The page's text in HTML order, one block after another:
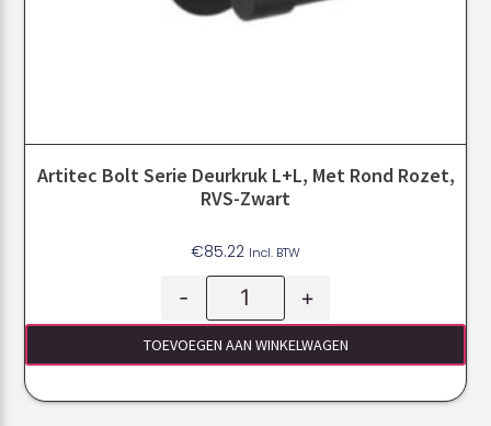
Artitec Bolt Serie Deurkruk L+L, Met Rond Rozet,
RVS-Zwart
€85.22 Incl. BTW
- +
TOEVOEGEN AAN WINKELWAGEN